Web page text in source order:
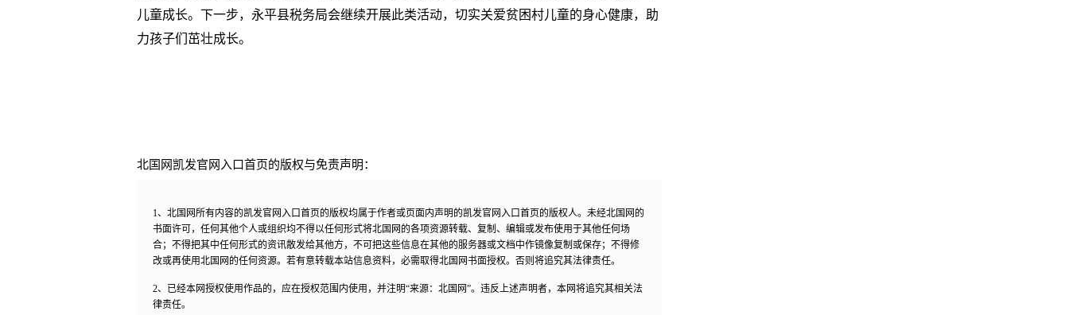
儿童成长。下一步，永平县税务局会继续开展此类活动，切实关爱贫困村儿童的身心健康，助
力孩子们茁壮成长。
北国网凯发官网入口首页的版权与免责声明：
1、北国网所有内容的凯发官网入口首页的版权均属于作者或页面内声明的凯发官网入口首页的版权人。未经北国网的
书面许可，任何其他个人或组织均不得以任何形式将北国网的各项资源转载、复制、编辑或发布使用于其他任何场
合；不得把其中任何形式的资讯散发给其他方，不可把这些信息在其他的服务器或文档中作镜像复制或保存；不得修
改或再使用北国网的任何资源。若有意转载本站信息资料，必需取得北国网书面授权。否则将追究其法律责任。
2、已经本网授权使用作品的，应在授权范围内使用，并注明“来源：北国网”。违反上述声明者，本网将追究其相关法
律责任。